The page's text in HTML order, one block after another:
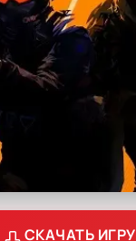
СКАЧАТЬ ИГРУ